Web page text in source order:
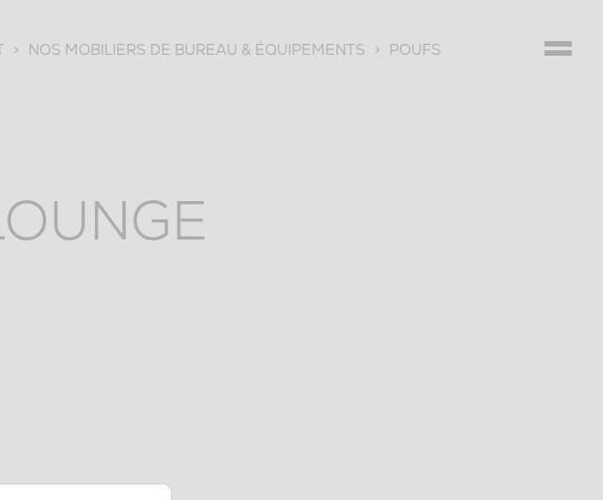
> NOS MOBILIERS DE BUREAU & ÉQUIPEMENTS > POUFS